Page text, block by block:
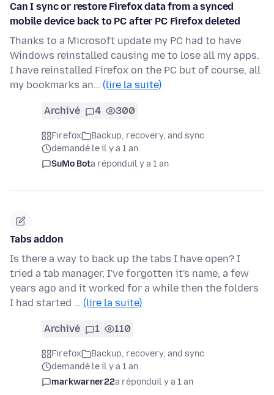
Can I sync or restore Firefox data from a synced
mobile device back to PC after PC Firefox deleted
Thanks to a Microsoft update my PC had to have
Windows reinstalled causing me to lose all my apps.
I have reinstalled Firefox on the PC but of course, all
my bookmarks an… (lire la suite)
Archivé 4 300
Firefox
Backup, recovery, and sync
demandé le il y a 1 an
SuMo Bota réponduil y a 1 an
Tabs addon
Is there a way to back up the tabs I have open? I
tried a tab manager, I've forgotten it's name, a few
years ago and it worked for a while then the folders
I had started … (lire la suite)
Archivé 1 110
Firefox
Backup, recovery, and sync
demandé le il y a 1 an
markwarner22a réponduil y a 1 an